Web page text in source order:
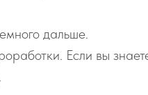
дальше.
Если вы